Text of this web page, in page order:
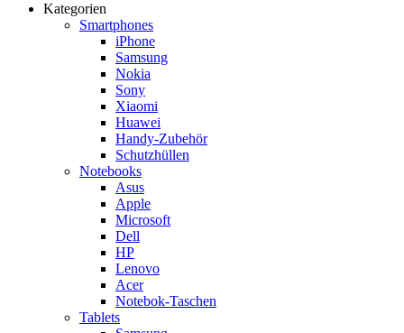
Kategorien
Smartphones
iPhone
Samsung
Nokia
Sony
Xiaomi
Huawei
Handy-Zubehör
Schutzhüllen
Notebooks
Asus
Apple
Microsoft
Dell
HP
Lenovo
Acer
Notebok-Taschen
Tablets